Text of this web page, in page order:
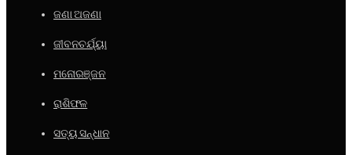
ଜଣା ଅଜଣା
ଜୀବନଚର୍ଯ୍ୟା
ମନୋରଞ୍ଜନ
ରାଶିଫଳ
ସତ୍ୟ ସନ୍ଧାନ